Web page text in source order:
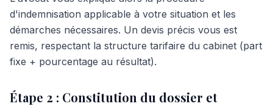
d'indemnisation applicable à votre situation et les
démarches nécessaires. Un devis précis vous est
remis, respectant la structure tarifaire du cabinet (part
fixe + pourcentage au résultat).
Étape 2 : Constitution du dossier et